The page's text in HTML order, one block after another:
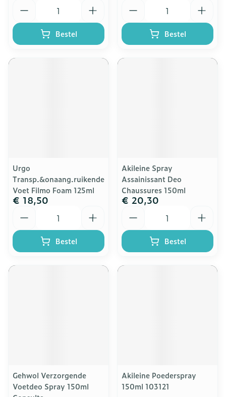
Bestel Bestel
Urgo
Transp.&onaang.ruikende
Voet Filmo Foam 125ml
€ 18,50
Bestel
Akileine Spray
Assainissant Deo
Chaussures 150ml
€ 20,30
Bestel
Gehwol Verzorgende
Voetdeo Spray 150ml
Akileine Poederspray
150ml 103121